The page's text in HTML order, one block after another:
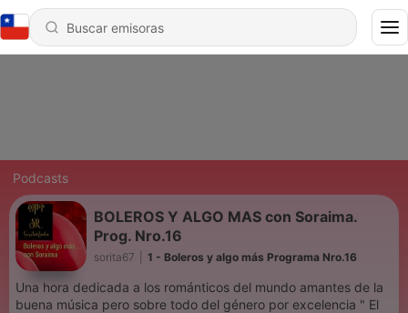
Podcasts
BOLEROS Y ALGO MAS con Soraima.
Prog. Nro.16
sorita67 1 - Boleros y algo más Programa Nro.16
Una hora dedicada a los románticos del mundo amantes de la
buena música pero sobre todo del género por excelencia " El